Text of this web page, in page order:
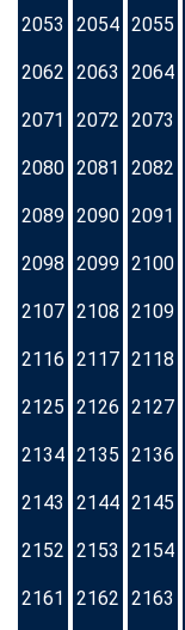
2053 2054 2055
2062 2063 2064
2071 2072 2073
2080 2081 2082
2089 2090 2091
2098 2099 2100
2107 2108 2109
2116 2117 2118
2125 2126 2127
2134 2135 2136
2143 2144 2145
2152 2153 2154
2161 2162 2163